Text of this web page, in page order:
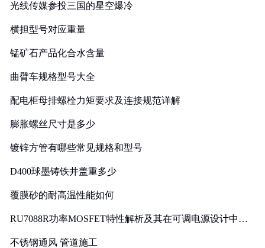
光线传媒参投三国的星空爆冷
横担型号对应重量
锰矿石产品化合水含量
曲臂车规格型号大全
配电柜母排螺栓力矩要求及连接规范详解
膨胀螺丝尺寸是多少
镀锌方管有哪些常见规格和型号
D400球墨铸铁井盖重多少
覆膜砂的耐高温性能如何
RU7088R功率MOSFET特性解析及其在可调电源设计中的
不锈钢通风 管道施工